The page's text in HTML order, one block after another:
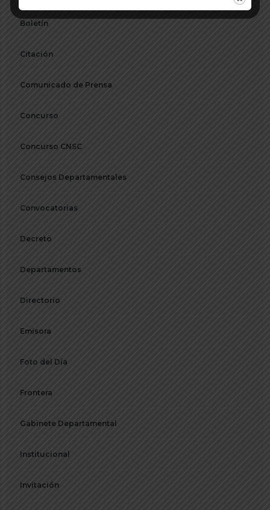
Boletín
Citación
Comunicado de Prensa
Concurso
Concurso CNSC
Consejos Departamentales
Convocatorias
Decreto
Departamentos
Directorio
Emisora
Foto del Día
Frontera
Gabinete Departamental
Institucional
Invitación